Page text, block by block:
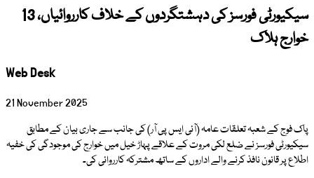
سیکیورٹی فورسز کی دہشتگردوں کے خلاف کارروائیاں، 13
خوارج ہلاک
Web Desk
21 November 2025
پاک فوج کے شعبہ تعلقات عامہ (آئی ایس پی آر) کی جانب سے جاری بیان کے مطابق
سیکیورٹی فورسز نے ضلع لکی مروت کے علاقے پہاڑ خیل میں خوارج کی موجودگی کی خفیہ
اطلاع پر قانون نافذ کرنے والے اداروں کے ساتھ مشترکہ کارروائی کی۔